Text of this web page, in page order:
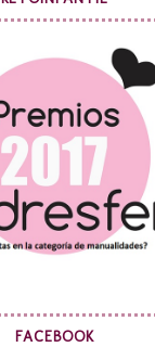
FACEBOOK